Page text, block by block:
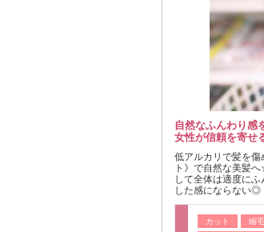
自然なふんわり感
女性が信頼を寄せ
低アルカリで髪を
ト》で自然な美髪
して全体は適度に
した感にならない◎
カット
縮